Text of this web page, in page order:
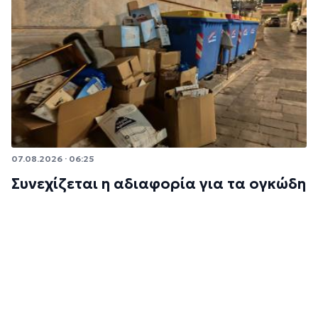
07.08.2026 · 06:25
Συνεχίζεται η αδιαφορία για τα ογκώδη